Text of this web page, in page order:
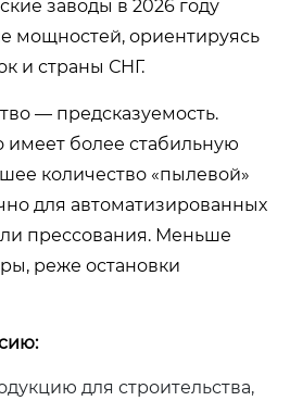
заводы в 2026 году
мощностей, ориентируясь
и страны СНГ.
— предсказуемость.
имеет более стабильную
количество «пылевой»
для автоматизированных
прессования. Меньше
реже остановки
для строительства,